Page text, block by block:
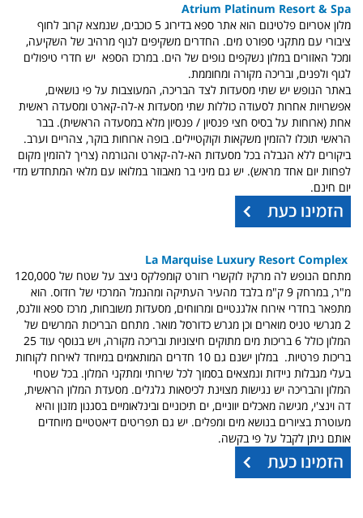
Atrium Platinum Resort & Spa
מלון אטריום פלטינום הוא אתר ספא בדירוג 5 כוכבים, שנמצא קרוב לחוף
ציבורי עם מתקני ספורט מים. החדרים משקיפים לנוף מרהיב של השקיעה,
ומכל האזורים במלון נשקפים נופים של הים. במרכז הספא יש חדרי טיפולים
לגוף ולפנים, ובריכה מקורה ומחוממת.
באתר הנופש יש שתי מסעדות לצד הבריכה, המעוצבות על פי נושאים,
אפשרויות אחרות לסעודה כוללות שתי מסעדות א-לה-קארט ומסעדה ראשית
אחת (ארוחות על בסיס חצי פנסיון / פנסיון מלא במסעדה הראשית). בבר
הראשי תוכלו להזמין משקאות וקוקטיילים. בופה ארוחות בוקר, צהריים וערב.
ביקורים ללא הגבלה בכל מסעדות הא-לה-קארט והגורמה (צריך להזמין מקום
לפחות יום אחד מראש). יש גם מיני בר מאבוזר במלואו עם מלאי המתחדש מדי
יום חינם.
מתחם הנופש לה מרקיז לוקשרי רזורט קומפלקס ניצב על שטח של 120,000
מ"ר, במרחק 9 ק"מ בלבד מהעיר העתיקה ומהנמל המרכזי של רודוס. הוא
מתפאר בחדרי אירוח אלגנטיים ומרווחים, מסעדות משובחות, מרכז ספא וולנס,
2 מגרשי טניס מוארים וכן מגרש כדורסל מואר. מתחם הבריכות המרשים של
המלון כולל 6 בריכות מים מתוקים חיצוניות ובריכה מקורה, ויש בנוסף עוד 25
בריכות פרטיות. במלון ישנם גם 10 חדרים המותאמים במיוחד לאירוח לקוחות
בעלי מגבלות ניידות ונמצאים בסמוך לכל שירותי ומתקני המלון. בכל שטחי
המלון והבריכה יש נגישות מצוינת לכיסאות גלגלים. מסעדת המלון הראשית,
דה וינצ'י, מגישה מאכלים יווניים, ים תיכוניים ובינלאומיים בסגנון מזנון והיא
מעוטרת בציורים בנושא מים ומפלים. יש גם תפריטים דיאטטיים מיוחדים
אותם ניתן לקבל על פי בקשה.